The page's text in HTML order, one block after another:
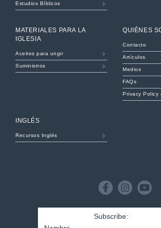
Estudios Bíblicos
QUIÉNES
Contacto
Artículos
Medios
FAQs
Privacy Policy
INGLÉS
Recursos Inglés
MATERIALES PARA LA
IGLESIA
Aceites para ungir
Suministros
Publishing
FacebookInstagram
Nombre